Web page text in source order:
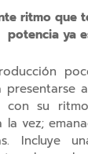
ritmo que
potencia ya
presentarse
con su
la vez;
Incluye